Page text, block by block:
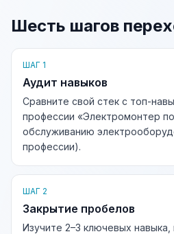
Шесть шагов
ШАГ 1
Аудит навыков
Сравните свой стек с топ-
профессии «Электромонтер
обслуживанию
профессии).
ШАГ 2
Закрытие пробелов
Изучите 2–3 ключевых